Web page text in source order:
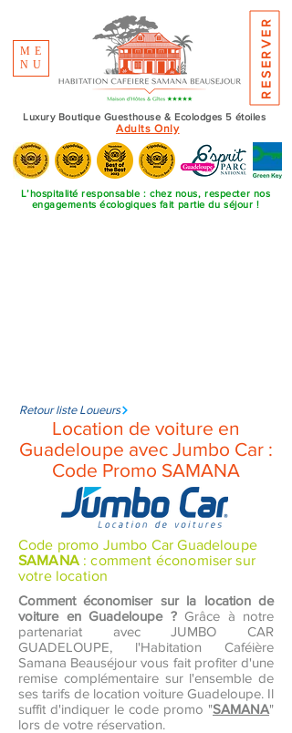
ME
NU
Luxury Boutique Guesthouse & Ecolodges 5 étoiles
Adults Only
RESERVER
L’hospitalité responsable : chez nous, respecter nos
engagements écologiques fait partie du séjour !
Location de voiture en
Guadeloupe avec Jumbo Car :
Code Promo SAMANA
Retour liste Loueurs
Code promo Jumbo Car Guadeloupe
SAMANA: comment économiser sur
votre location
Comment économiser sur la location de
voiture en Guadeloupe ?Grâce à notre
partenariat avec JUMBO CAR
GUADELOUPE, l'Habitation Caféière
Samana Beauséjour vous fait profiter d'une
remise complémentaire sur l'ensemble de
ses tarifs de location voiture Guadeloupe. Il
suffit d'indiquer le code promo "SAMANA"
lors de votre réservation.